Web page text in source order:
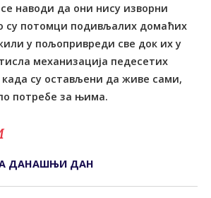
наводи да они нису изворни
су потомци подивљалих домаћих
у пољопривреди све док их у
механизација педесетих
када су остављени да живе сами,
потребе за њима.
ДАНАШЊИ ДАН